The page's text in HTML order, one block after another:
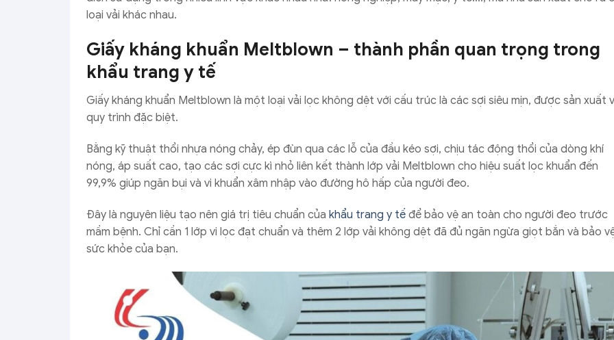
loại vải khác nhau.
Giấy kháng khuẩn Meltblown – thành phần quan trọng trong
khẩu trang y tế
Giấy kháng khuẩn Meltblown là một loại vải lọc không dệt với cấu trúc là các sợi siêu mịn, được sản xuất
quy trình đặc biệt.
Bằng kỹ thuật thổi nhựa nóng chảy, ép đùn qua các lỗ của đầu kéo sợi, chịu tác động thổi của dòng khí
nóng, áp suất cao, tạo các sợi cực kì nhỏ liên kết thành lớp vải Meltblown cho hiệu suất lọc khuẩn đến
99,9% giúp ngăn bụi và vi khuẩn xâm nhập vào đường hô hấp của người đeo.
Đây là nguyên liệu tạo nên giá trị tiêu chuẩn của khẩu trang y tế để bảo vệ an toàn cho người đeo trước
mầm bệnh. Chỉ cần 1 lớp vi lọc đạt chuẩn và thêm 2 lớp vải không dệt đã đủ ngăn ngừa giọt bắn và bảo
sức khỏe của bạn.